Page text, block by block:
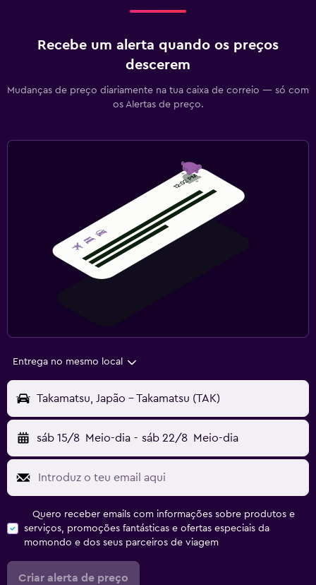
Recebe um alerta quando os preços
descerem
Mudanças de preço diariamente na tua caixa de correio — só com
os Alertas de preço.
Entrega no mesmo local
Takamatsu, Japão - Takamatsu (TAK)
sáb 15/8 Meio-dia - sáb 22/8 Meio-dia
Quero receber emails com informações sobre produtos e
serviços, promoções fantásticas e ofertas especiais da
momondo e dos seus parceiros de viagem
Criar alerta de preço